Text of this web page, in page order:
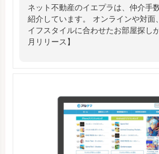
ネット不動産のイエプラは、仲介手
紹介しています。 オンラインや対面
イフスタイルに合わせたお部屋探し
月リリース】